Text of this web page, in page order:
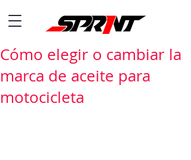
Cómo elegir o cambiar la
marca de aceite para
motocicleta